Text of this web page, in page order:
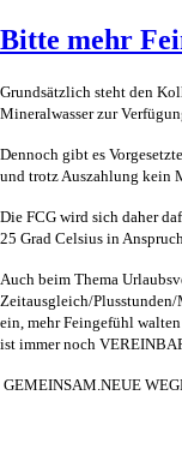
Bitte mehr
Grundsätzlich steht den
Mineralwasser zur
Dennoch gibt es
und trotz Auszahlung kein
Die FCG wird sich daher
25 Grad Celsius in
Auch beim Thema
Zeitausgleich/
ein, mehr Feingefühl walten
ist immer noch
GEMEINSAM.NEUE